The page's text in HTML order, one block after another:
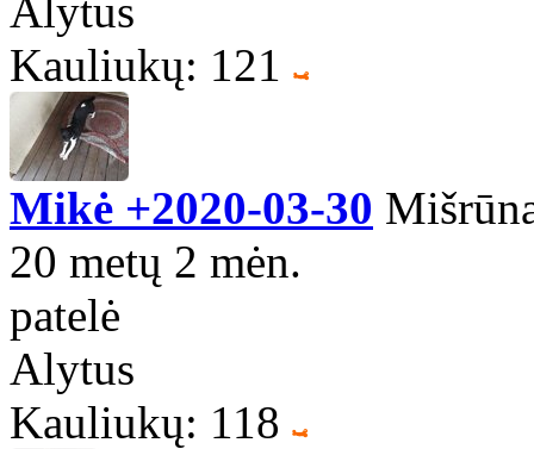
Alytus
Kauliukų: 121
Mikė +2020-03-30
20 metų 2 mėn.
patelė
Alytus
Kauliukų: 118